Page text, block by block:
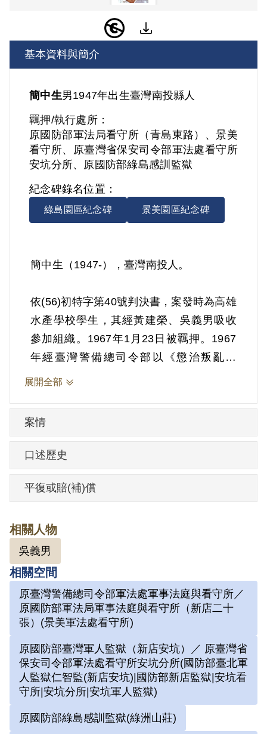
基本資料與簡介
簡中生男1947年出生臺灣南投縣人
羈押/執行處所：
原國防部軍法局看守所（青島東路）、景美
看守所、原臺灣省保安司令部軍法處看守所
安坑分所、原國防部綠島感訓監獄
紀念碑錄名位置：
綠島園區紀念碑 景美園區紀念碑
簡中生（1947-），臺灣南投人。
依(56)初特字第40號判決書，案發時為高雄
水產學校學生，其經黃建榮、吳義男吸收
參加組織。1967年1月23日被羈押。1967
年經臺灣警備總司令部以《懲治叛亂條
例》第2條第3項「預備以非法之方法顛覆
其於1999年5月向補償基金會提出申請，
2001年3月經第2屆第4次臨時董事會審核通
過予以補償。補償理由為原判決認定其預
備以非法之方法顛覆政府，係以其於偵查
中之自白及同案被告黃建榮之供述為據。
惟其於審判中否認，且原判決對「曙光
會」之組織性質與目的均未詳予查證敘
明，此外又無其他具體佐證，故認本案非
有實據。
2019年5月經促轉會公告撤銷判決處分。
展開全部
案情
口述歷史
平復或賠(補)償
相關人物
吳義男
相關空間
原臺灣警備總司令部軍法處軍事法庭與看守所／
原國防部軍法局軍事法庭與看守所（新店二十
張）(景美軍法處看守所)
原國防部臺灣軍人監獄（新店安坑）／ 原臺灣省
保安司令部軍法處看守所安坑分所(國防部臺北軍
人監獄仁智監(新店安坑)|國防部新店監獄|安坑看
守所|安坑分所|安坑軍人監獄)
原國防部綠島感訓監獄(綠洲山莊)